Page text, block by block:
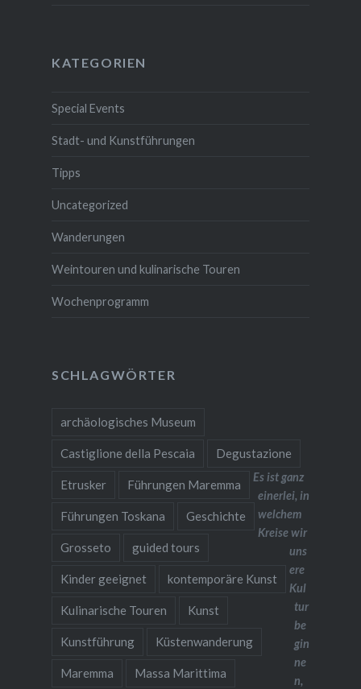
KATEGORIEN
Special Events
Stadt- und Kunstführungen
Tipps
Uncategorized
Wanderungen
Weintouren und kulinarische Touren
Wochenprogramm
SCHLAGWÖRTER
archäologisches Museum
Castiglione della Pescaia Degustazione
Etrusker Führungen Maremma
Führungen Toskana Geschichte
Grosseto guided tours
Kinder geeignet kontemporäre Kunst
Kulinarische Touren Kunst
Kunstführung Küstenwanderung
Maremma Massa Marittima
Es ist ganz
einerlei, in
welchem
Kreise wir
uns
ere
Kul
tur
be
gin
ne
n,